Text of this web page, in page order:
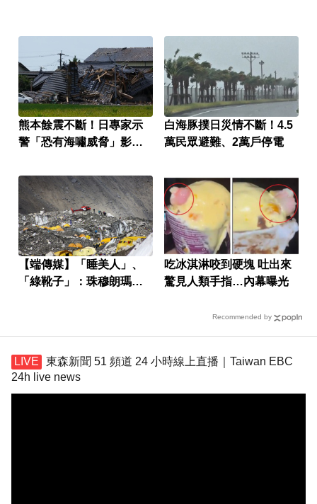
熊本餘震不斷！日專家示
警「恐有海嘯威脅」影響
白海豚撲日災情不斷！4.5
萬民眾避難、2萬戶停電
【端傳媒】「睡美人」、
「綠靴子」：珠穆朗瑪的
吃冰淇淋咬到硬塊 吐出來
驚見人類手指…內幕曝光
Recommended by
東森新聞 51 頻道 24 小時線上直播｜Taiwan EBC
24h live news